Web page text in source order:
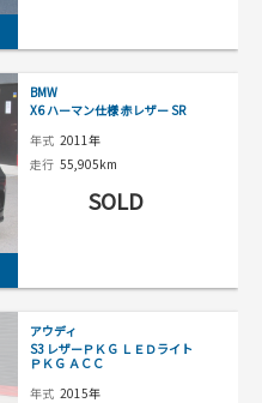
BMW
X6 ハーマン仕様 赤レザー SR
年式 2011年
走行 55,905km
SOLD
アウディ
S3 レザーＰＫＧ ＬＥＤライト
ＰＫＧ ＡＣＣ
年式 2015年